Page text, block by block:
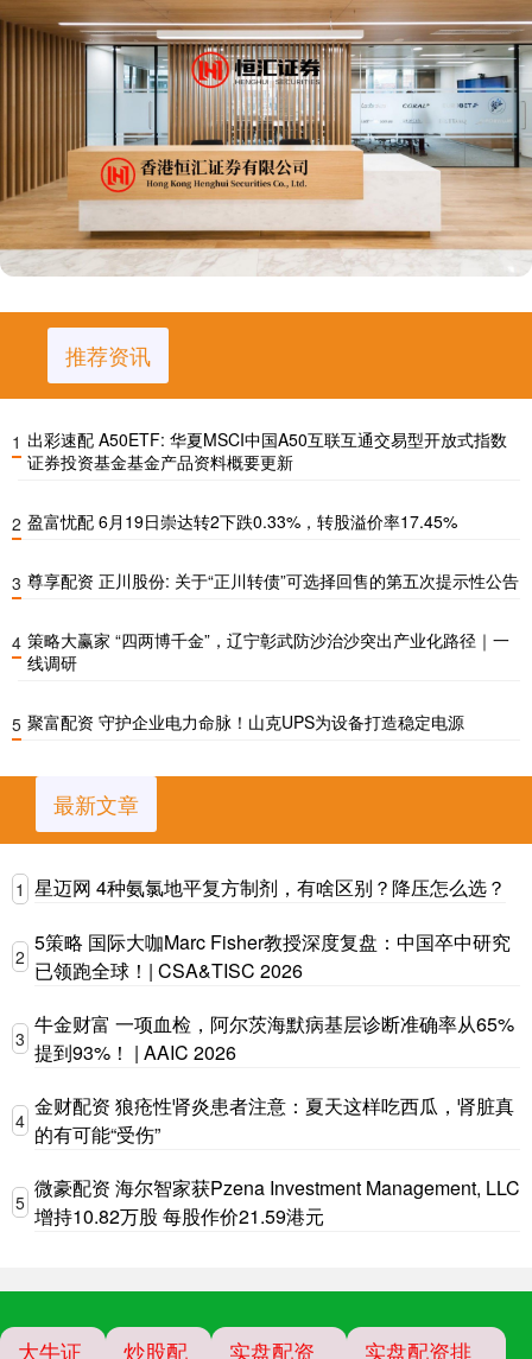
推荐资讯
1 出彩速配 A50ETF: 华夏MSCI中国A50互联互通交易型开放式指数
证券投资基金基金产品资料概要更新
2 盈富忧配 6月19日崇达转2下跌0.33%，转股溢价率17.45%
3 尊享配资 正川股份: 关于“正川转债”可选择回售的第五次提示性公告
4 策略大赢家 “四两博千金”，辽宁彰武防沙治沙突出产业化路径｜一
线调研
5 聚富配资 守护企业电力命脉！山克UPS为设备打造稳定电源
最新文章
1 星迈网 4种氨氯地平复方制剂，有啥区别？降压怎么选？
2
5策略 国际大咖Marc Fisher教授深度复盘：中国卒中研究
已领跑全球！| CSA&TISC 2026
3
牛金财富 一项血检，阿尔茨海默病基层诊断准确率从65%
提到93%！ | AAIC 2026
4
金财配资 狼疮性肾炎患者注意：夏天这样吃西瓜，肾脏真
的有可能“受伤”
5
微豪配资 海尔智家获Pzena Investment Management, LLC
增持10.82万股 每股作价21.59港元
大牛证 炒股配 实盘配资 实盘配资排